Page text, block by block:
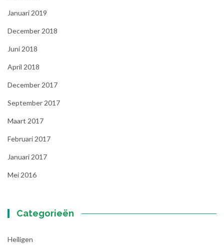
Januari 2019
December 2018
Juni 2018
April 2018
December 2017
September 2017
Maart 2017
Februari 2017
Januari 2017
Mei 2016
Categorieën
Heiligen